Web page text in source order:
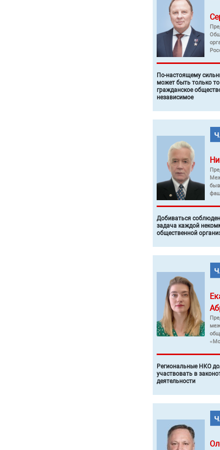
По-настоящему
может быть только
гражданское
независимое
Добиваться
задача каждой
общественной
Региональные НКО
участвовать в
деятельности